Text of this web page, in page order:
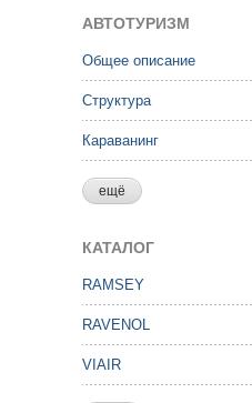
АВТОТУРИЗМ
Общее описание
Структура
Караванинг
ещё
КАТАЛОГ
RAMSEY
RAVENOL
VIAIR